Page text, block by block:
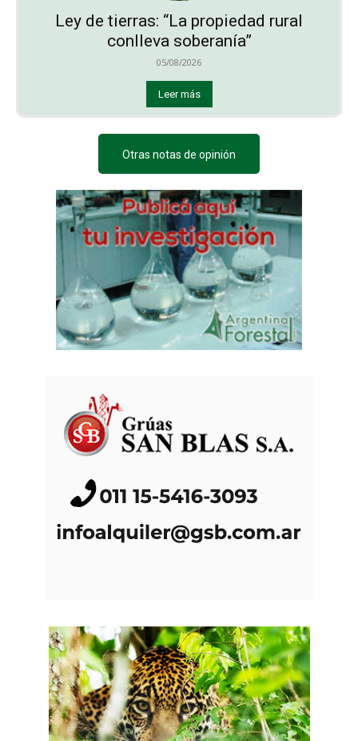
Ley de tierras: “La propiedad rural
conlleva soberanía”
05/08/2026
Leer más
Otras notas de opinión